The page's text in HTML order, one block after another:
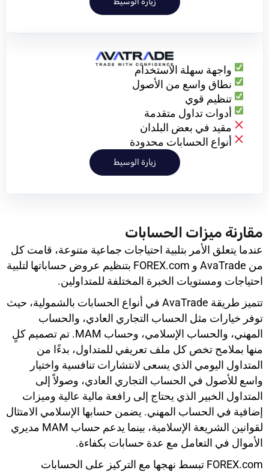
واجهة سهلة الاستخدام
نطاق واسع من الأصول
تنظيم قوي
أدوات تداول متقدمة
مقيد في بعض البلدان
أنواع الحسابات محدودة
زيارة الوسيط
مقارنة ميزات الحسابات
عندما يتعلق الأمر بتلبية احتياجات جماعية متنوعة، قامت كل
من AvaTrade و FOREX.com بتنظيم عروض حساباتها لتلبية
احتياجات ومستويات الخبرة المختلفة للمتداولين.
تتميز طريقة AvaTrade في أنواع الحسابات بالشمولية، حيث
توفر خيارات مثل الحساب التجاري العادي، والحساب
المهني، والحساب الإسلامي، وحساب MAM. تم تصميم كلٍ
منها بملامح تخص كل ملف تعريفي للمتداول، بدءًا من
المتداول اليومي الذي يسعى لانتشارات تنافسية واختيار
واسع للأصول في الحساب التجاري العادي، وصولاً إلى
المتداول الخبير الذي يحتاج إلى رافعة مالية عالية وميزات
إضافية في الحساب المهني. يضمن حسابها الإسلامي الامتثال
لقوانين الشريعة الإسلامية، بينما يدعم حساب MAM مديري
الأموال في التعامل مع عدة حسابات بكفاءة.
FOREX.com تبسط نهجها مع التركيز على الحسابات